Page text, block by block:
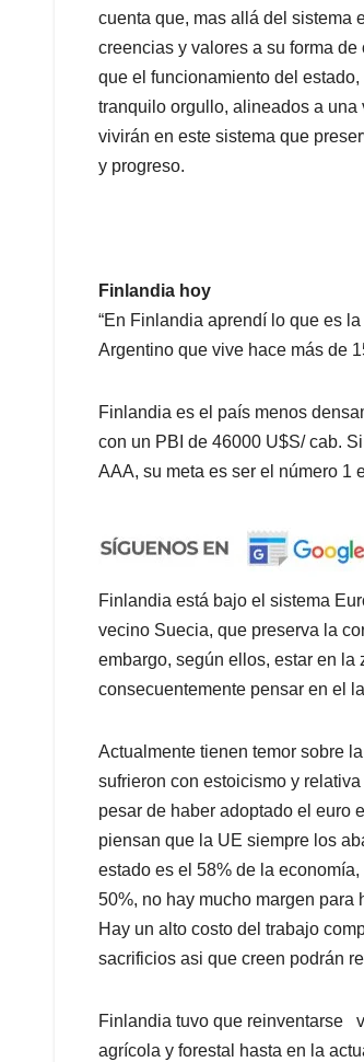
cuenta que, mas allá del sistema
creencias y valores a su forma
que el funcionamiento del
tranquilo orgullo, alineados a
vivirán en este sistema que
y progreso.
Finlandia hoy
“En Finlandia aprendí lo que es
Argentino que vive hace más de
Finlandia es el país menos
con un PBI de 46000 U$S/ cab.
AAA, su meta es ser el número 1
Finlandia está bajo el sistema
vecino Suecia, que preserva la
embargo, según ellos, estar en
consecuentemente pensar en el
Actualmente tienen temor sobre
sufrieron con estoicismo y
pesar de haber adoptado el euro
piensan que la UE siempre los
estado es el 58% de la
50%, no hay mucho margen
Hay un alto costo del trabajo
sacrificios asi que creen podrán
Finlandia tuvo que reinventarse
agrícola y forestal hasta en la